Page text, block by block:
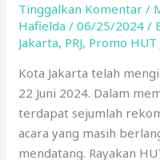
Tinggalkan Komentar /
Hafielda/06/25/2024/
Jakarta, PRJ, Promo HUT
Kota Jakarta telah
22 Juni 2024. Dalam
terdapat sejumlah
acara yang masih
mendatang. Rayakan